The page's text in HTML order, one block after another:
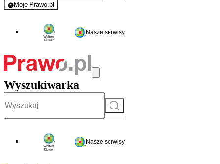
Moje Prawo.pl
- rejestracja i logowanie do serwisu
Nasze serwisy
Wyszukiwarka
Szukaj
Nasze serwisy